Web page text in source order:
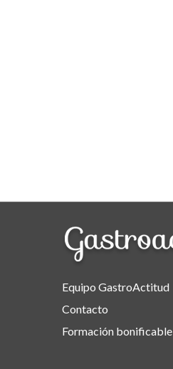
Equipo GastroActitud
Contacto
Formación bonificable